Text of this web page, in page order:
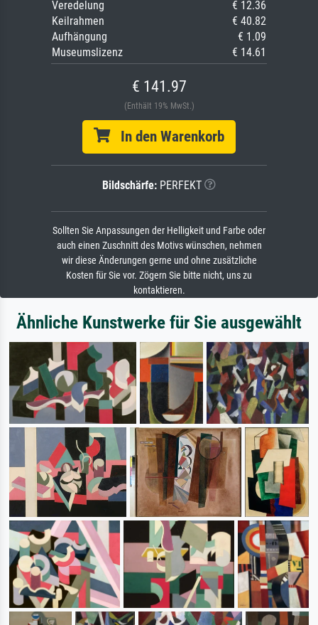
Veredelung
€ 12.36
Keilrahmen
€ 40.82
Aufhängung
€ 1.09
Museumslizenz
€ 14.61
€ 141.97
(Enthält 19% MwSt.)
In den Warenkorb
Bildschärfe: PERFEKT
Sollten Sie Anpassungen der Helligkeit und Farbe oder
auch einen Zuschnitt des Motivs wünschen, nehmen
wir diese Änderungen gerne und ohne zusätzliche
Kosten für Sie vor. Zögern Sie bitte nicht, uns zu
kontaktieren.
Ähnliche Kunstwerke für Sie ausgewählt